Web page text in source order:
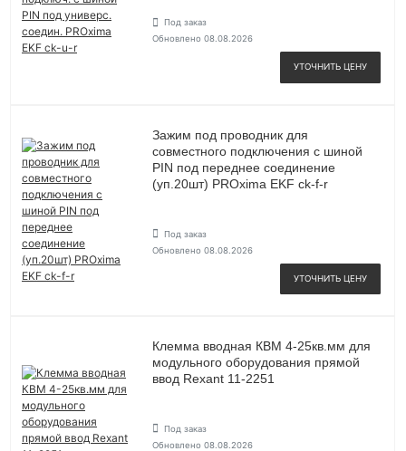
Под заказ
Обновлено 08.08.2026
УТОЧНИТЬ ЦЕНУ
Зажим под проводник для
совместного подключения с шиной
PIN под переднее соединение
(уп.20шт) PROxima EKF ck-f-r
Под заказ
Обновлено 08.08.2026
УТОЧНИТЬ ЦЕНУ
Клемма вводная КВМ 4-25кв.мм для
модульного оборудования прямой
ввод Rexant 11-2251
Под заказ
Обновлено 08.08.2026